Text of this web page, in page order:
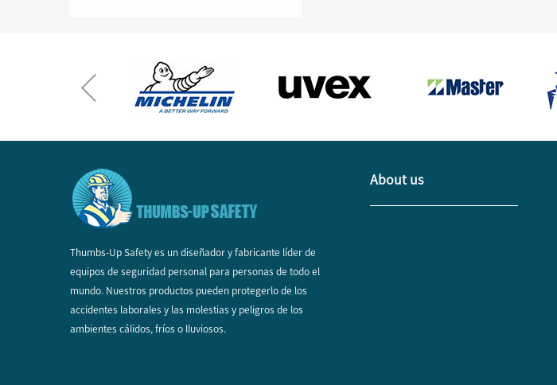
Thumbs-Up Safety es un diseñador y fabricante líder de
equipos de seguridad personal para personas de todo el
mundo. Nuestros productos pueden protegerlo de los
accidentes laborales y las molestias y peligros de los
ambientes cálidos, fríos o lluviosos.
About us